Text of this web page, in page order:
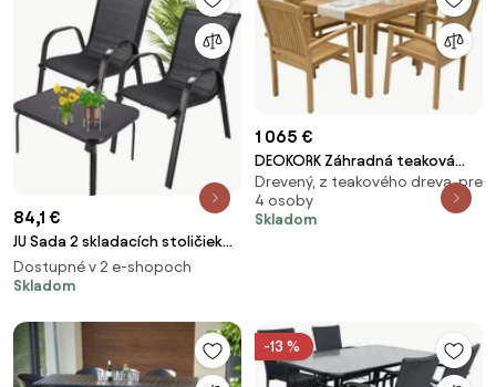
84,1 €
JU Sada 2 skladacích stoličiek
FIESTA + stolík 71 x 51 x 37 cm
Dostupné v 2 e-shopoch
Skladom
1 065 €
DEOKORK Záhradná teaková
zostava HARMONY QUATRO 1+4
Drevený, z teakového dreva, pre
4 osoby
Skladom
-13 %